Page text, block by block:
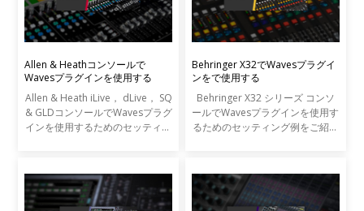
Allen & Heathコンソールで
Wavesプラグインを使用する
Allen & Heath iLive， dLive， SQ
& GLDコンソールでWavesプラグ
インを使用するためのセッティン
Behringer X32でWavesプラグイ
ンをで使用する
Behringer X32 シリーズ コンソ
ールでWavesプラグインを使用す
るためのセッティング例をご紹介